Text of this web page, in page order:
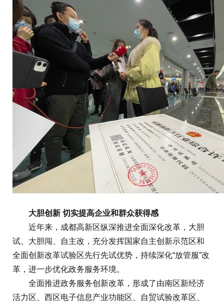
大胆创新 切实提高企业和群众获得感
近年来，成都高新区纵深推进全面深化改革，大胆
试、大胆闯、自主改，充分发挥国家自主创新示范区和
全面创新改革试验区先行先试优势，持续深化“放管服”改
革，进一步优化政务服务环境。
全面推进政务服务创新改革，形成了由南区新经济
活力区、西区电子信息产业功能区、自贸试验改革区、